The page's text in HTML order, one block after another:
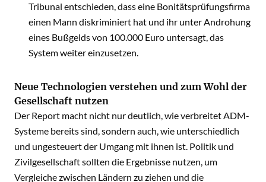
Tribunal entschieden, dass eine Bonitätsprüfungsfirma
einen Mann diskriminiert hat und ihr unter Androhung
eines Bußgelds von 100.000 Euro untersagt, das
System weiter einzusetzen.
Neue Technologien verstehen und zum Wohl der
Gesellschaft nutzen
Der Report macht nicht nur deutlich, wie verbreitet ADM-
Systeme bereits sind, sondern auch, wie unterschiedlich
und ungesteuert der Umgang mit ihnen ist. Politik und
Zivilgesellschaft sollten die Ergebnisse nutzen, um
Vergleiche zwischen Ländern zu ziehen und die